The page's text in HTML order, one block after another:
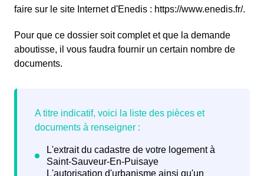
faire sur le site Internet d'Enedis : https://www.enedis.fr/.
Pour que ce dossier soit complet et que la demande
aboutisse, il vous faudra fournir un certain nombre de
documents.